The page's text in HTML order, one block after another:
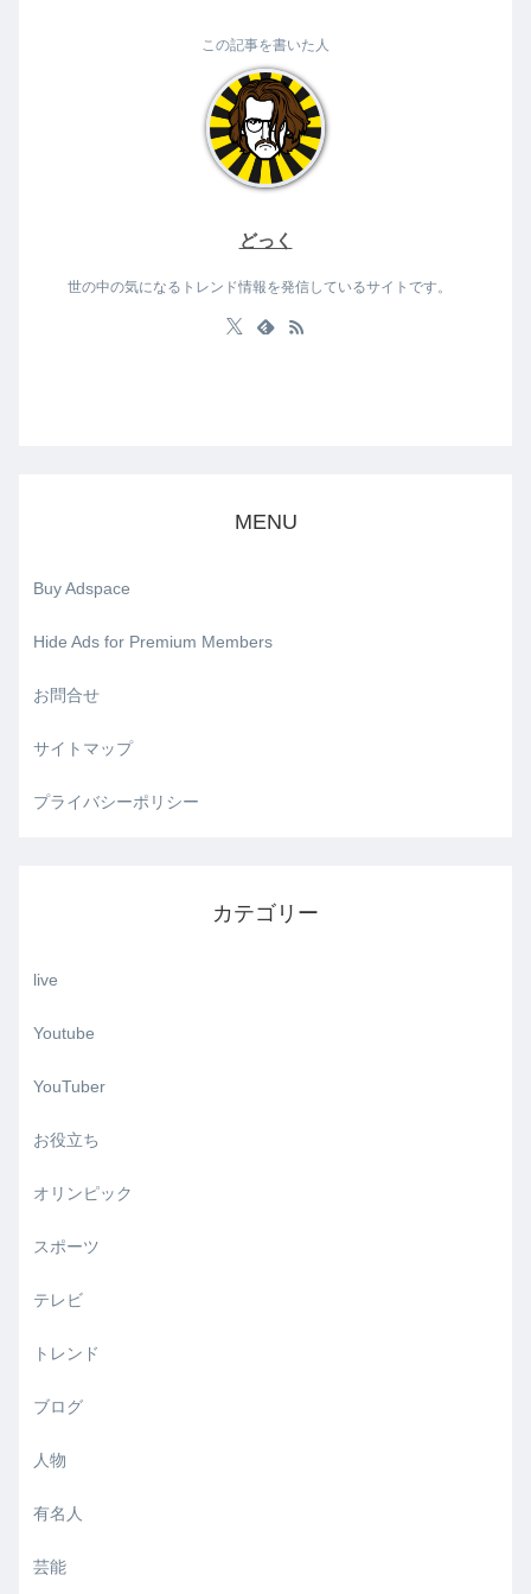
この記事を書いた人
どっく
世の中の気になるトレンド情報を発信しているサイトです。
MENU
Buy Adspace
Hide Ads for Premium Members
お問合せ
サイトマップ
プライバシーポリシー
カテゴリー
live
Youtube
YouTuber
お役立ち
オリンピック
スポーツ
テレビ
トレンド
ブログ
人物
有名人
芸能